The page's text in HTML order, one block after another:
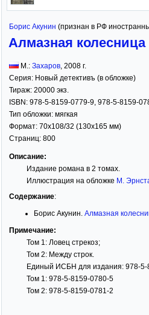
Борис Акунин (признан в РФ
Алмазная колесница
М.: Захаров, 2008 г.
Серия: Новый детективъ (в обложке)
Тираж: 20000 экз.
ISBN: 978-5-8159-0779-9, 978-5-8159-
Тип обложки: мягкая
Формат: 70x108/32 (130x165 мм)
Страниц: 800
Описание:
Издание романа в 2 томах.
Иллюстрация на обложке М.
Содержание:
Борис Акунин. Алмазная
Примечание:
Том 1: Ловец стрекоз;
Том 2: Между строк.
Единый ИСБН для издания: 978-5-
Том 1: 978-5-8159-0780-5
Том 2: 978-5-8159-0781-2